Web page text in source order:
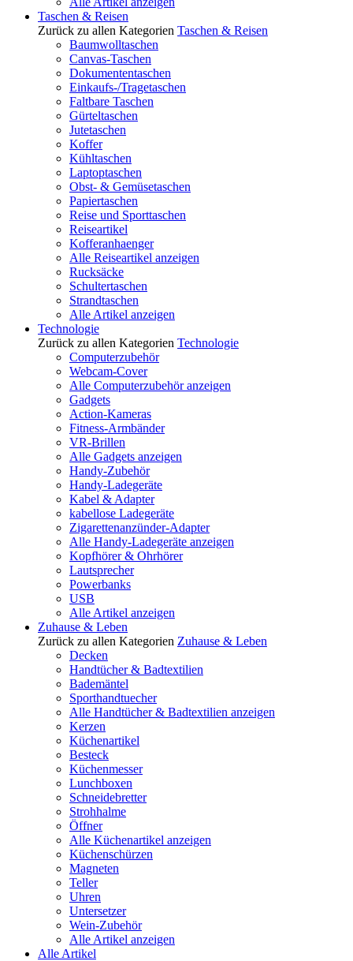
Taschen & Reisen
Zurück zu allen Kategorien Taschen & Reisen
Baumwolltaschen
Canvas-Taschen
Dokumententaschen
Einkaufs-/Tragetaschen
Faltbare Taschen
Gürteltaschen
Jutetaschen
Koffer
Kühltaschen
Laptoptaschen
Obst- & Gemüsetaschen
Papiertaschen
Reise und Sporttaschen
Reiseartikel
Kofferanhaenger
Alle Reiseartikel anzeigen
Rucksäcke
Schultertaschen
Strandtaschen
Alle Artikel anzeigen
Technologie
Zurück zu allen Kategorien Technologie
Computerzubehör
Webcam-Cover
Alle Computerzubehör anzeigen
Gadgets
Action-Kameras
Fitness-Armbänder
VR-Brillen
Alle Gadgets anzeigen
Handy-Zubehör
Handy-Ladegeräte
Kabel & Adapter
kabellose Ladegeräte
Zigarettenanzünder-Adapter
Alle Handy-Ladegeräte anzeigen
Kopfhörer & Ohrhörer
Lautsprecher
Powerbanks
USB
Alle Artikel anzeigen
Zuhause & Leben
Zurück zu allen Kategorien Zuhause & Leben
Decken
Handtücher & Badtextilien
Bademäntel
Sporthandtuecher
Alle Handtücher & Badtextilien anzeigen
Kerzen
Küchenartikel
Besteck
Küchenmesser
Lunchboxen
Schneidebretter
Strohhalme
Öffner
Alle Küchenartikel anzeigen
Küchenschürzen
Magneten
Teller
Uhren
Untersetzer
Wein-Zubehör
Alle Artikel anzeigen
Alle Artikel